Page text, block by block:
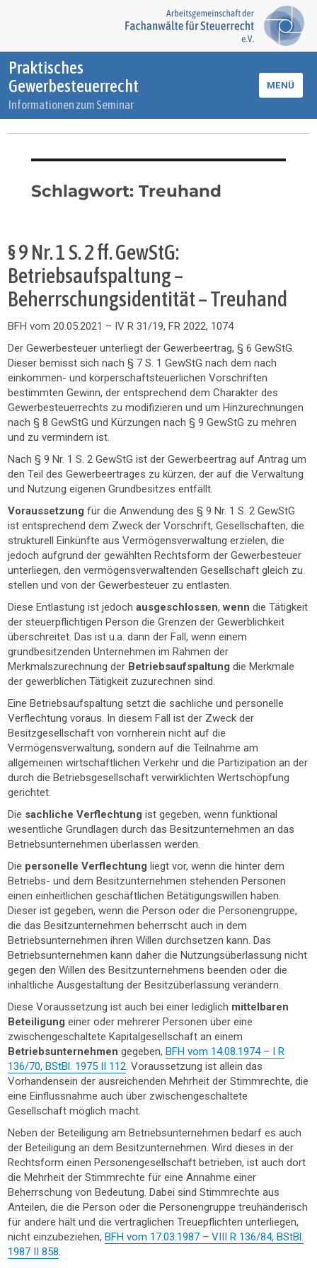
Praktisches
Gewerbesteuerrecht
Informationen zum Seminar
MENÜ
Schlagwort: Treuhand
§ 9 Nr. 1 S. 2 ff. GewStG:
Betriebsaufspaltung –
Beherrschungsidentität – Treuhand
BFH vom 20.05.2021 – IV R 31/19, FR 2022, 1074
Der Gewerbesteuer unterliegt der Gewerbeertrag, § 6 GewStG.
Dieser bemisst sich nach § 7 S. 1 GewStG nach dem nach
einkommen- und körperschaftsteuerlichen Vorschriften
bestimmten Gewinn, der entsprechend dem Charakter des
Gewerbesteuerrechts zu modifizieren und um Hinzurechnungen
nach § 8 GewStG und Kürzungen nach § 9 GewStG zu mehren
und zu vermindern ist.
Nach § 9 Nr. 1 S. 2 GewStG ist der Gewerbeertrag auf Antrag um
den Teil des Gewerbeertrages zu kürzen, der auf die Verwaltung
und Nutzung eigenen Grundbesitzes entfällt.
Voraussetzungfür die Anwendung des § 9 Nr. 1 S. 2 GewStG
ist entsprechend dem Zweck der Vorschrift, Gesellschaften, die
strukturell Einkünfte aus Vermögensverwaltung erzielen, die
jedoch aufgrund der gewählten Rechtsform der Gewerbesteuer
unterliegen, den vermögensverwaltenden Gesellschaft gleich zu
stellen und von der Gewerbesteuer zu entlasten.
Diese Entlastung ist jedochausgeschlossen,wenndie Tätigkeit
der steuerpflichtigen Person die Grenzen der Gewerblichkeit
überschreitet. Das ist u.a. dann der Fall, wenn einem
grundbesitzenden Unternehmen im Rahmen der
Merkmalszurechnung der Betriebsaufspaltungdie Merkmale
der gewerblichen Tätigkeit zuzurechnen sind.
Eine Betriebsaufspaltung setzt die sachliche und personelle
Verflechtung voraus. In diesem Fall ist der Zweck der
Besitzgesellschaft von vornherein nicht auf die
Vermögensverwaltung, sondern auf die Teilnahme am
allgemeinen wirtschaftlichen Verkehr und die Partizipation an der
durch die Betriebsgesellschaft verwirklichten Wertschöpfung
gerichtet.
Die sachliche Verflechtung ist gegeben, wenn funktional
wesentliche Grundlagen durch das Besitzunternehmen an das
Betriebsunternehmen überlassen werden.
Die personelle Verflechtung liegt vor, wenn die hinter dem
Betriebs- und dem Besitzunternehmen stehenden Personen
einen einheitlichen geschäftlichen Betätigungswillen haben.
Dieser ist gegeben, wenn die Person oder die Personengruppe,
die das Besitzunternehmen beherrscht auch in dem
Betriebsunternehmen ihren Willen durchsetzen kann. Das
Betriebsunternehmen kann daher die Nutzungsüberlassung nicht
gegen den Willen des Besitzunternehmens beenden oder die
inhaltliche Ausgestaltung der Besitzüberlassung verändern.
Diese Voraussetzung ist auch bei einer lediglich mittelbaren
Beteiligung einer oder mehrerer Personen über eine
zwischengeschaltete Kapitalgesellschaft an einem
Betriebsunternehmengegeben,BFH vom 14.08.1974 – I R
136/70, BStBl. 1975 II 112. Voraussetzung ist allein das
Vorhandensein der ausreichenden Mehrheit der Stimmrechte, die
eine Einflussnahme auch über zwischengeschaltete
Gesellschaft möglich macht.
Neben der Beteiligung am Betriebsunternehmen bedarf es auch
der Beteiligung an dem Besitzunternehmen. Wird dieses in der
Rechtsform einen Personengesellschaft betrieben, ist auch dort
die Mehrheit der Stimmrechte für eine Annahme einer
Beherrschung von Bedeutung. Dabei sind Stimmrechte aus
Anteilen, die die Person oder die Personengruppe treuhänderisch
für andere hält und die vertraglichen Treuepflichten unterliegen,
nicht einzubeziehen,BFH vom 17.03.1987 – VIII R 136/84, BStBl.
1987 II 858.